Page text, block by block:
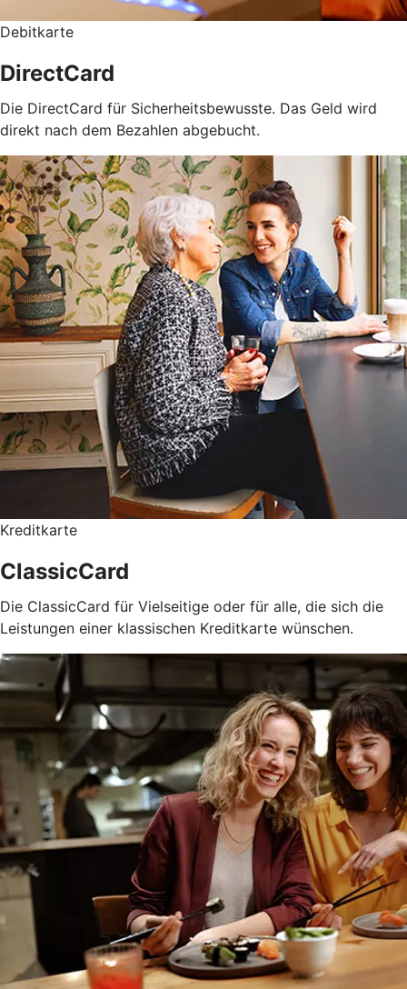
Debitkarte
DirectCard
Die DirectCard für Sicherheitsbewusste. Das Geld wird
direkt nach dem Bezahlen abgebucht.
Kreditkarte
ClassicCard
Die ClassicCard für Vielseitige oder für alle, die sich die
Leistungen einer klassischen Kreditkarte wünschen.